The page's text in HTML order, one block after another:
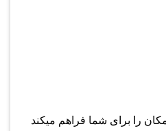
را برای شما فراهم میکند